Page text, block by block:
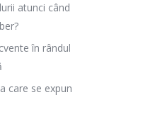
atunci când
în rândul
care se expun